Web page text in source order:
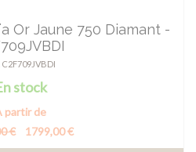
Or Jaune 750 Diamant -
C2F709JVBDI
stock
partir de
€
1799,00 €